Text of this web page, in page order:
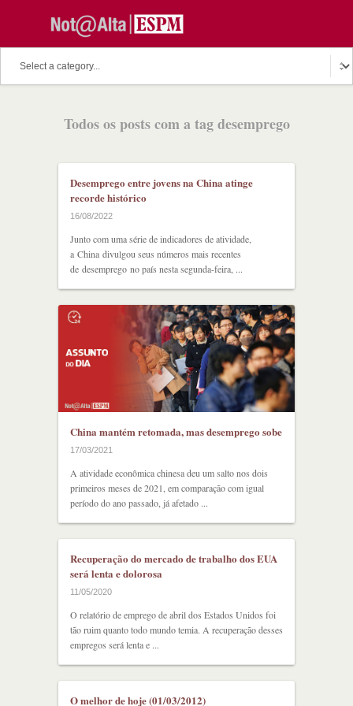
Todos os posts com a tag desemprego
Desemprego entre jovens na China atinge
recorde histórico
16/08/2022
Junto com uma série de indicadores de atividade,
a China divulgou seus números mais recentes
de desemprego no país nesta segunda-feira, ...
China mantém retomada, mas desemprego sobe
17/03/2021
A atividade econômica chinesa deu um salto nos dois
primeiros meses de 2021, em comparação com igual
período do ano passado, já afetado ...
Recuperação do mercado de trabalho dos EUA
será lenta e dolorosa
11/05/2020
O relatório de emprego de abril dos Estados Unidos foi
tão ruim quanto todo mundo temia. A recuperação desses
empregos será lenta e ...
O melhor de hoje (01/03/2012)